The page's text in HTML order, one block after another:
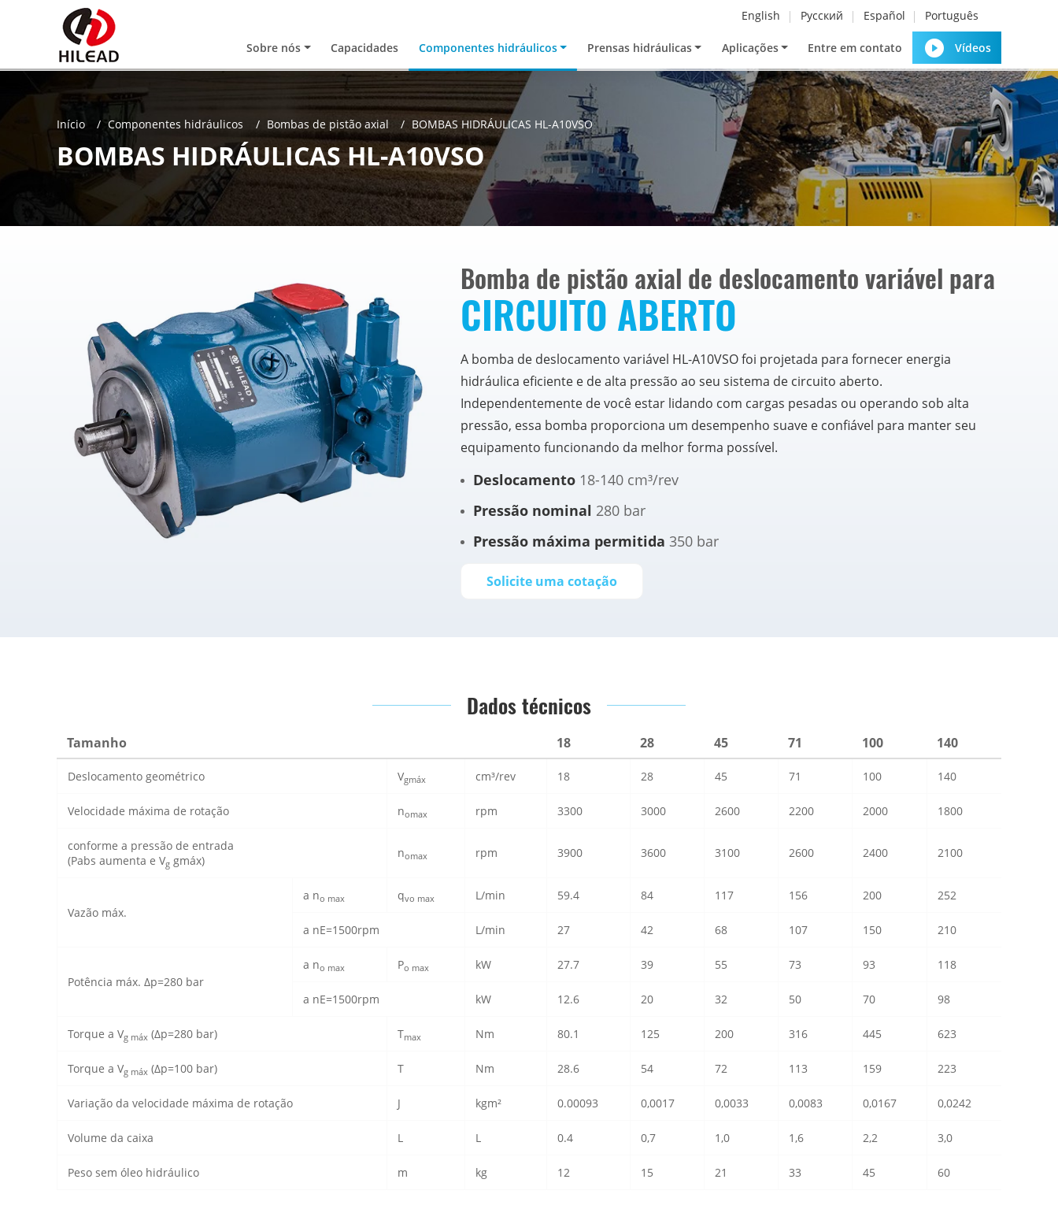
English Русский Español Português
Sobre nós Capacidades Componentes hidráulicos Prensas hidráulicas Aplicações Entre em contato Vídeos
Início Componentes hidráulicos Bombas de pistão axial BOMBAS HIDRÁULICAS HL-A10VSO
BOMBAS HIDRÁULICAS HL-A10VSO
Bomba de pistão axial de deslocamento variável para
CIRCUITO ABERTO
A bomba de deslocamento variável HL-A10VSO foi projetada para fornecer energia
hidráulica eficiente e de alta pressão ao seu sistema de circuito aberto.
Independentemente de você estar lidando com cargas pesadas ou operando sob alta
pressão, essa bomba proporciona um desempenho suave e confiável para manter seu
equipamento funcionando da melhor forma possível.
Deslocamento 18-140 cm³/rev
Pressão nominal 280 bar
Pressão máxima permitida 350 bar
Solicite uma cotação
Dados técnicos
Tamanho 18 28 45 71 100 140
Deslocamento geométrico Vgmáx cm³/rev 18 28 45 71 100 140
Velocidade máxima de rotação nomax rpm 3300 3000 2600 2200 2000 1800
conforme a pressão de entrada
(Pabs aumenta e Vggmáx)
nomax rpm 3900 3600 3100 2600 2400 2100
Vazão máx.
a no max qvo max L/min 59.4 84 117 156 200 252
a nE=1500rpm L/min 27 42 68 107 150 210
Potência máx. Δp=280 bar
a no max Po max kW 27.7 39 55 73 93 118
a nE=1500rpm kW 12.6 20 32 50 70 98
Torque a Vg máx (Δp=280 bar) Tmax Nm 80.1 125 200 316 445 623
Torque a Vg máx (Δp=100 bar) T Nm 28.6 54 72 113 159 223
Variação da velocidade máxima de rotação J kgm² 0.00093 0,0017 0,0033 0,0083 0,0167 0,0242
Volume da caixa L L 0.4 0,7 1,0 1,6 2,2 3,0
Peso sem óleo hidráulico m kg 12 15 21 33 45 60